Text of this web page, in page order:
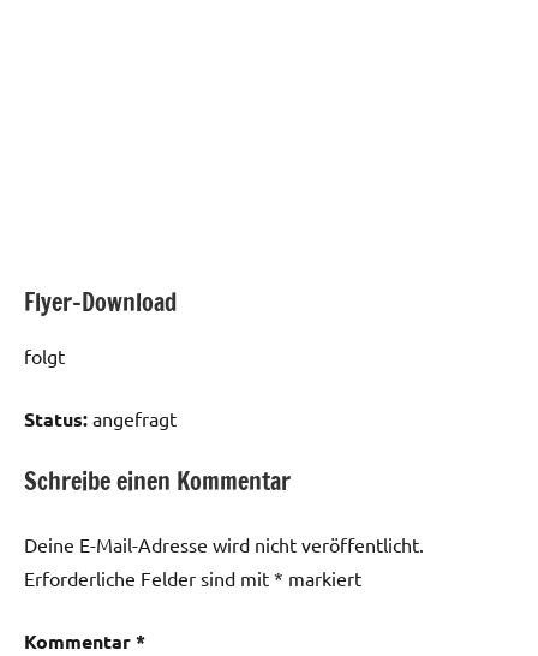
Flyer-Download
folgt
Status: angefragt
Schreibe einen Kommentar
Deine E-Mail-Adresse wird nicht veröffentlicht.
Erforderliche Felder sind mit * markiert
Kommentar*